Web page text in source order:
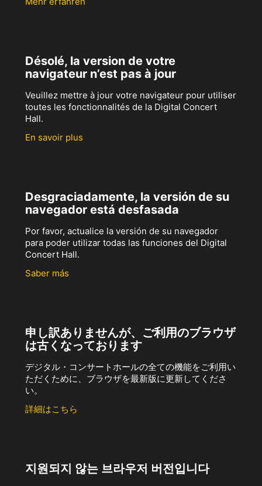
Désolé, la version de votre
navigateur n’est pas à jour
Veuillez mettre à jour votre navigateur pour utiliser
toutes les fonctionnalités de la Digital Concert
Hall.
En savoir plus
Desgraciadamente, la versión de su
navegador está desfasada
Por favor, actualice la versión de su navegador
para poder utilizar todas las funciones del Digital
Concert Hall.
Saber más
申し訳ありませんが、ご利用のブラウザ
は古くなっております
デジタル・コンサートホールの全ての機能をご利用い
ただくために、ブラウザを最新版に更新してくださ
い。
詳細はこちら
지원되지 않는 브라우저 버전입니다